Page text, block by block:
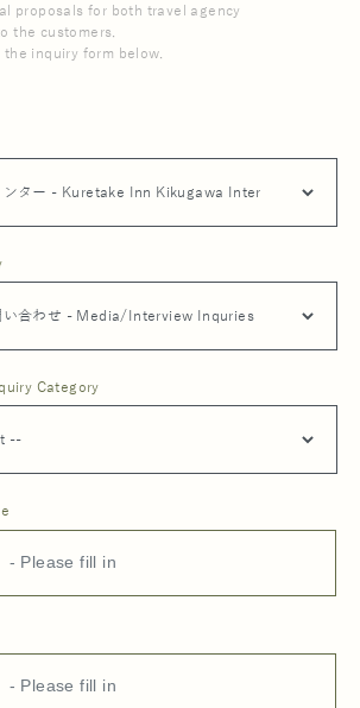
proposals for both travel agency
the customers.
inquiry form below.
Category